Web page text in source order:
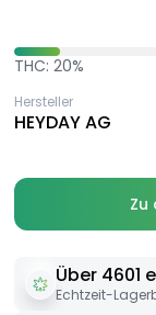
THC: 20%
Hersteller
HEYDAY AG
Zu
Über 4601
Echtzeit-